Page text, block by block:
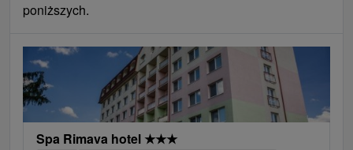
poniższych.
Spa Rimava hotel ★★★